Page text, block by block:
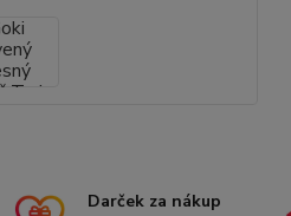
Darček za nákup